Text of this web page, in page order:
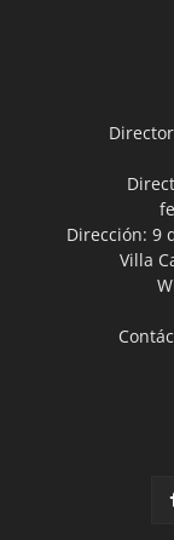
Dirección: 9
Villa